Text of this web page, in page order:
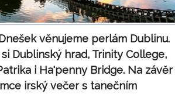
věnujeme perlám Dublinu.
Dublinský hrad, Trinity College,
i Ha'penny Bridge. Na závěr
irský večer s tanečním